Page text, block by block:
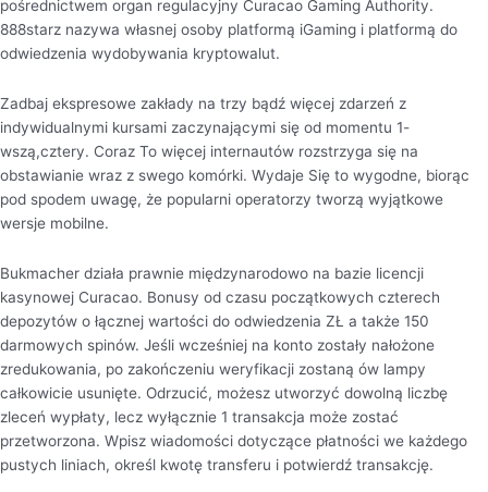
pośrednictwem organ regulacyjny Curacao Gaming Authority.
888starz nazywa własnej osoby platformą iGaming i platformą do
odwiedzenia wydobywania kryptowalut.
Zadbaj ekspresowe zakłady na trzy bądź więcej zdarzeń z
indywidualnymi kursami zaczynającymi się od momentu 1-
wszą,cztery. Coraz To więcej internautów rozstrzyga się na
obstawianie wraz z swego komórki. Wydaje Się to wygodne, biorąc
pod spodem uwagę, że popularni operatorzy tworzą wyjątkowe
wersje mobilne.
Bukmacher działa prawnie międzynarodowo na bazie licencji
kasynowej Curacao. Bonusy od czasu początkowych czterech
depozytów o łącznej wartości do odwiedzenia ZŁ a także 150
darmowych spinów. Jeśli wcześniej na konto zostały nałożone
zredukowania, po zakończeniu weryfikacji zostaną ów lampy
całkowicie usunięte. Odrzucić, możesz utworzyć dowolną liczbę
zleceń wypłaty, lecz wyłącznie 1 transakcja może zostać
przetworzona. Wpisz wiadomości dotyczące płatności we każdego
pustych liniach, określ kwotę transferu i potwierdź transakcję.